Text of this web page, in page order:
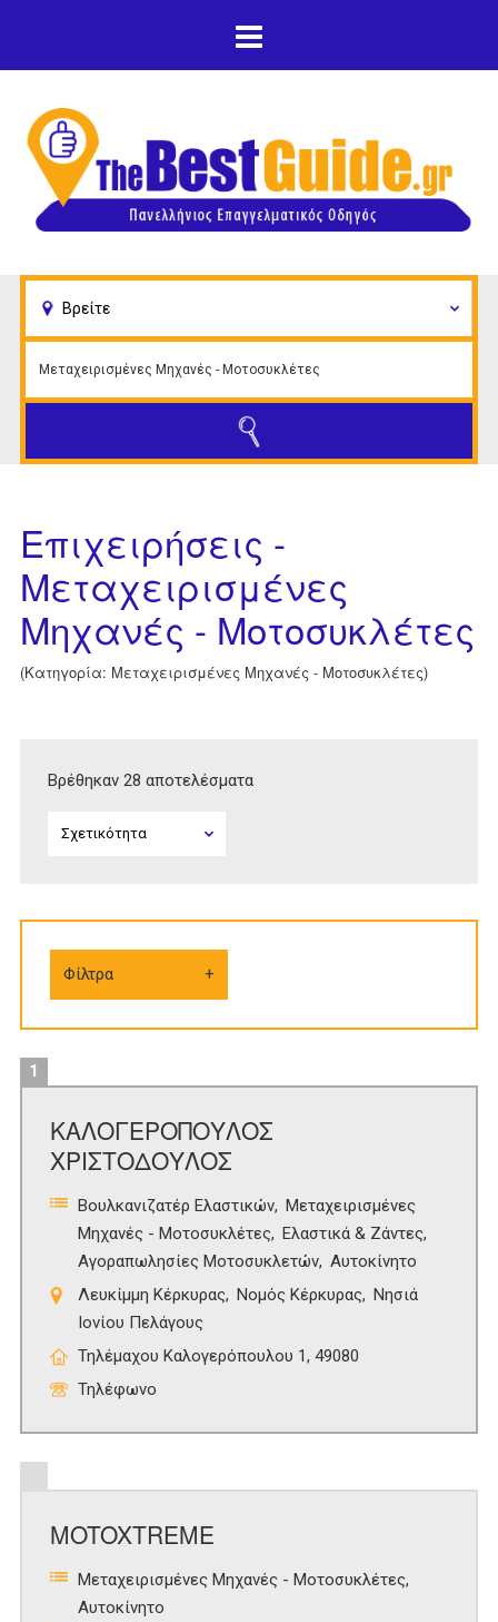
κυρίως περιεχόμενο
Επιχειρήσεις -
Μεταχειρισμένες
Μηχανές - Μοτοσυκλέτες
(Κατηγορία: Μεταχειρισμένες Μηχανές - Μοτοσυκλέτες)
Βρέθηκαν 28 αποτελέσματα
Φίλτρα
1
ΚΑΛΟΓΕΡΟΠΟΥΛΟΣ
ΧΡΙΣΤΟΔΟΥΛΟΣ
Βουλκανιζατέρ Ελαστικών
Μεταχειρισμένες
Μηχανές - Μοτοσυκλέτες
Ελαστικά & Ζάντες
Αγοραπωλησίες Μοτοσυκλετών Αυτοκίνητο
Λευκίμμη Κέρκυρας
Νομός Κέρκυρας
Νησιά
Ιονίου Πελάγους
Τηλέμαχου Καλογερόπουλου 1, 49080
Τηλέφωνο
MOTOXTREME
Μεταχειρισμένες Μηχανές - Μοτοσυκλέτες
Αυτοκίνητο